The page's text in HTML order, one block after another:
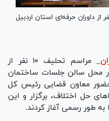
تحلیف و اتیان سوگند ۱۰ نفر از داوران حرفه‌ای استان اردبیل
_ مراسم تحلیف ۱۰ نفر از
محل سالن جلسات ساختمان
معاون قضایی رئیس کل
حل اختلاف، برگزار و این
به طور رسمی آغاز کردند.